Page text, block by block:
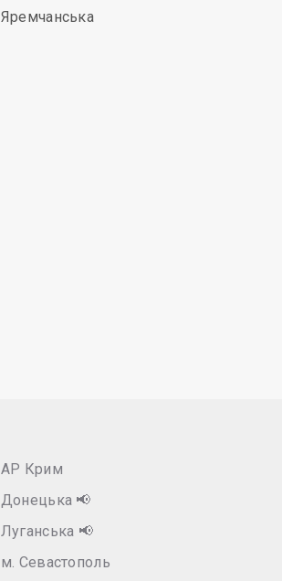
Яремчанська
АР Крим
Донецька 📢
Луганська 📢
м. Севастополь